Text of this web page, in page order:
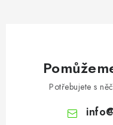
Potřebujete s
info